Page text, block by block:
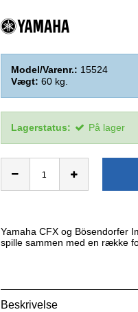
Model/Varenr.: 15524
Vægt: 60 kg.
Lagerstatus: På lager
Yamaha CFX og Bösendorfer
spille sammen med en række
Beskrivelse